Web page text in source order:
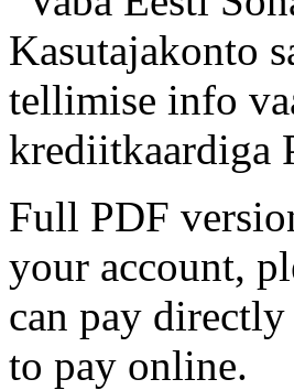
Kasutajakonto
tellimise info
krediitkaardiga
Full PDF
your account,
can pay
to pay online.